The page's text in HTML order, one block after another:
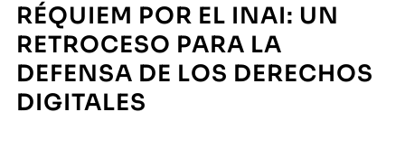
RÉQUIEM POR EL INAI: UN
RETROCESO PARA LA
DEFENSA DE LOS DERECHOS
DIGITALES